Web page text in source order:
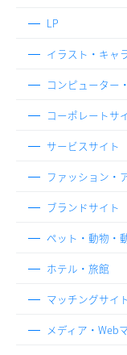
LP
イラスト・キャ
コンピューター
コーポレートサ
サービスサイト
ファッション・
ブランドサイト
ペット・動物・
ホテル・旅館
マッチングサイ
メディア・Web